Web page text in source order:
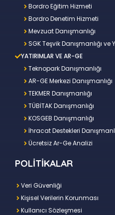
Bordro Eğitim Hizmeti
Bordro Denetim Hizmeti
Mevzuat Danışmanlığı
SGK Teşvik Danışmanlığı ve
YATIRIMLAR VE AR-GE
Teknopark Danışmanlığı
AR-GE Merkezi Danışmanlığı
TEKMER Danışmanlığı
TÜBİTAK Danışmanlığı
KOSGEB Danışmanlığı
İhracat Destekleri
Ücretsiz Ar-Ge Analizi
POLİTİKALAR
Veri Güvenliği
Kişisel Verilerin Korunması
Kullanıcı Sözleşmesi